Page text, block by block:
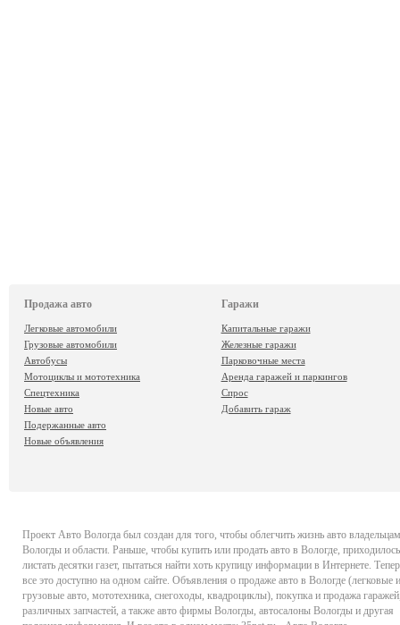
Продажа авто
Легковые автомобили
Грузовые автомобили
Автобусы
Мотоциклы и мототехника
Спецтехника
Новые авто
Подержанные авто
Новые объявления
Гаражи
Капитальные гаражи
Железные гаражи
Парковочные места
Аренда гаражей и паркингов
Спрос
Добавить гараж
Проект Авто Вологда был создан для того, чтобы облегчить жизнь авто владельцам
Вологды и области. Раньше, чтобы купить или продать авто в Вологде, приходилось
листать десятки газет, пытаться найти хоть крупицу информации в Интернете.
все это доступно на одном сайте. Объявления о продаже авто в Вологде (легковые и
грузовые авто, мототехника, снегоходы, квадроциклы), покупка и продажа
различных запчастей, а также авто фирмы Вологды, автосалоны Вологды и другая